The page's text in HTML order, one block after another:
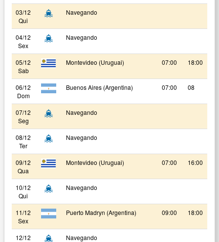
03/12
Qui
Navegando
04/12
Sex
Navegando
05/12
Sab
Montevideo (Uruguai) 07:00 18:00
06/12
Dom
Buenos Aires (Argentina) 07:00 08
07/12
Seg
Navegando
08/12
Ter
Navegando
09/12
Qua
Montevideo (Uruguai) 07:00 16:00
10/12
Qui
Navegando
11/12
Sex
Puerto Madryn (Argentina) 09:00 18:00
12/12
Navegando